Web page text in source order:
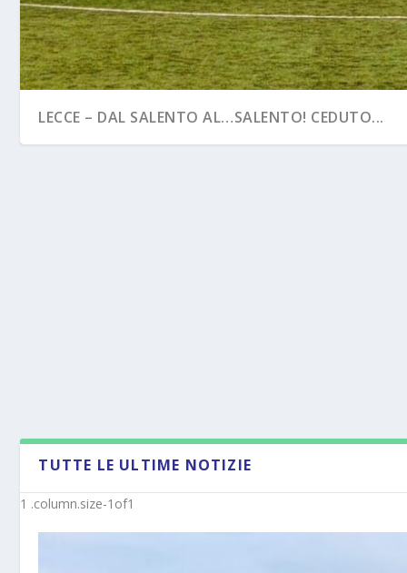
LECCE – DAL SALENTO AL…SALENTO! CEDUTO...
TUTTE LE ULTIME NOTIZIE